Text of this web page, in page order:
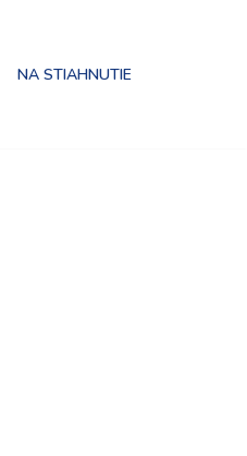
NA STIAHNUTIE